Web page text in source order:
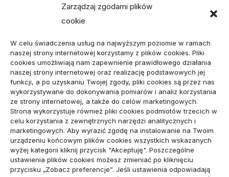
Zarządzaj zgodami plików
cookie
W celu świadczenia usług na najwyższym poziomie w ramach
naszej strony internetowej korzystamy z plików cookies. Pliki
cookies umożliwiają nam zapewnienie prawidłowego działania
naszej strony internetowej oraz realizację podstawowych jej
funkcji, a po uzyskaniu Twojej zgody, pliki cookies są przez nas
wykorzystywane do dokonywania pomiarów i analiz korzystania
ze strony internetowej, a także do celów marketingowych.
Strona wykorzystuje również pliki cookies podmiotów trzecich w
celu korzystania z zewnętrznych narzędzi analitycznych i
marketingowych. Aby wyrazić zgodę na instalowanie na Twoim
urządzeniu końcowym plików cookies wszystkich wskazanych
wyżej kategorii kliknij przycisk "Akceptuję". Poszczególne
ustawienia plików cookies możesz zmieniać po kliknięciu
przycisku „Zobacz preferencje”. Jeśli ustawienia odpowiadają
Jak opisać usterkę telefonu w formularzu naprawy
Projekty domów do 100 m² – jak zmieścić wszystko,
czego potrzebujesz?
Amortyzator Audi A6 C7 – najczęstsze usterki i
sposoby naprawy
Komunikacja marki osobistej przed kontaktem z
mediami
wizytówka nap